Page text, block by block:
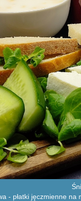
- płatki jęczmienne na